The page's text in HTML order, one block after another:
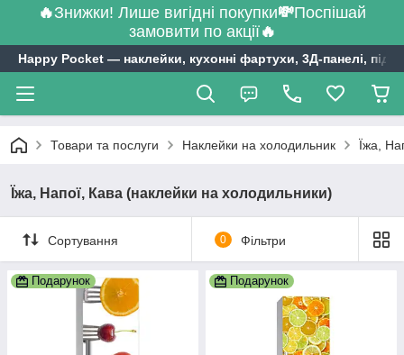
🔥Знижки! Лише вигідні покупки💸Поспішай
замовити по акції🔥
Happy Pocket ― наклейки, кухонні фартухи, 3Д-панелі,
Товари та послуги Наклейки на холодильник Їжа,
Їжа, Напої, Кава (наклейки на холодильники)
Сортування 0 Фільтри
Подарунок Подарунок